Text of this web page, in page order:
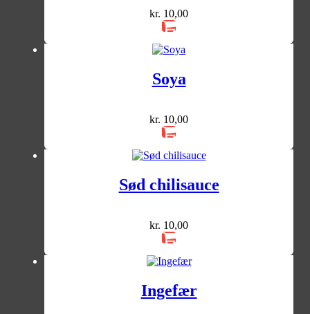
kr. 10,00
Soya
kr. 10,00
Sød chilisauce
kr. 10,00
Ingefær